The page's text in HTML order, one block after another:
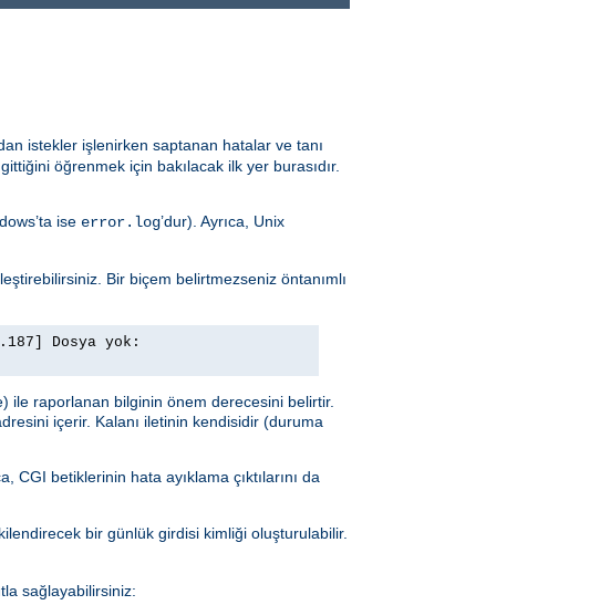
istekler işlenirken saptanan hatalar ve tanı
öğrenmek için bakılacak ilk yer burasıdır.
ise error.log’dur). Ayrıca, Unix
Bir biçem belirtmezseniz öntanımlı
Dosya yok:
ile raporlanan bilginin önem derecesini belirtir.
içerir. Kalanı iletinin kendisidir (duruma
betiklerinin hata ayıklama çıktılarını da
bir günlük girdisi kimliği oluşturulabilir.
sağlayabilirsiniz: